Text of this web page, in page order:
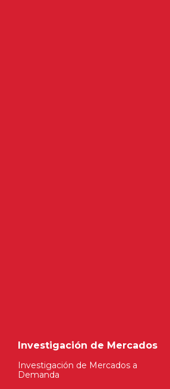
Investigación de Mercados
Investigación de Mercados a
Demanda